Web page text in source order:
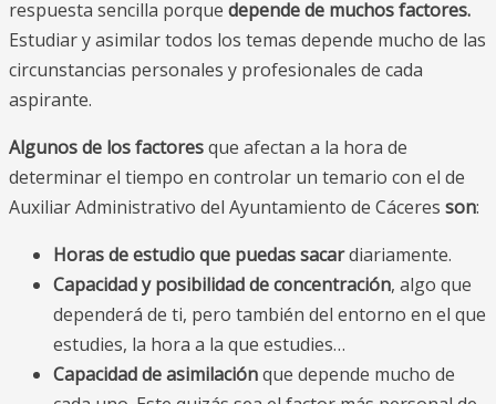
respuesta sencilla porque depende de muchos factores.
Estudiar y asimilar todos los temas depende mucho de las
circunstancias personales y profesionales de cada
aspirante.
Algunos de los factoresque afectan a la hora de
determinar el tiempo en controlar un temario con el de
Auxiliar Administrativo del Ayuntamiento de Cáceres son:
Horas de estudio que puedas sacardiariamente.
Capacidad y posibilidad de concentración, algo que
dependerá de ti, pero también del entorno en el que
estudies, la hora a la que estudies…
Capacidad de asimilaciónque depende mucho de